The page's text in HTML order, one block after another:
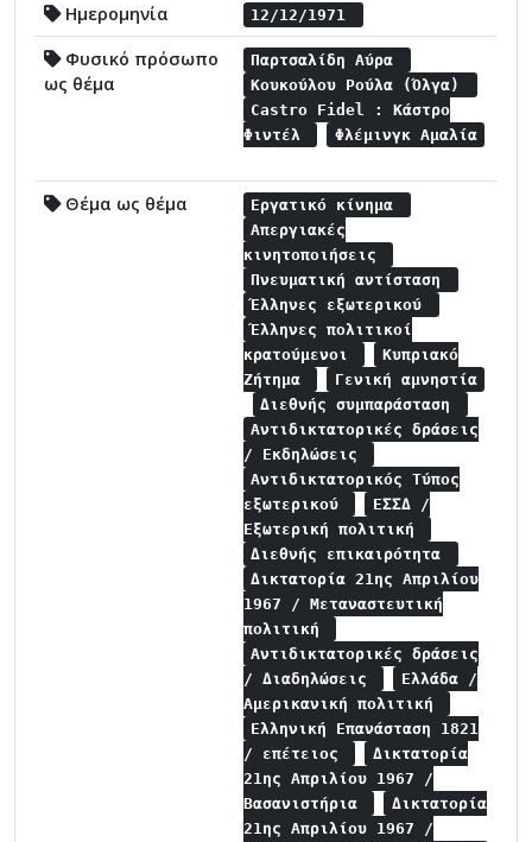
Ημερομηνία 12/12/1971
Φυσικό πρόσωπο
ως θέμα
Παρτσαλίδη Αύρα
Κουκούλου Ρούλα (Όλγα)
Castro Fidel : Κάστρο
Φιντέλ
Φλέμινγκ Αμαλία
Θέμα ως θέμα
Εργατικό κίνημα
Απεργιακές
κινητοποιήσεις
Πνευματική αντίσταση
Έλληνες εξωτερικού
Έλληνες πολιτικοί
κρατούμενοι
Κυπριακό
Ζήτημα
Γενική αμνηστία
Διεθνής συμπαράσταση
Αντιδικτατορικές δράσεις
/ Εκδηλώσεις
Αντιδικτατορικός Τύπος
εξωτερικού
ΕΣΣΔ /
Εξωτερική πολιτική
Διεθνής επικαιρότητα
Δικτατορία 21ης Απριλίου
1967 / Μεταναστευτική
πολιτική
Αντιδικτατορικές δράσεις
/ Διαδηλώσεις
Ελλάδα /
Αμερικανική πολιτική
Ελληνική Επανάσταση 1821
/ επέτειος
Δικτατορία
21ης Απριλίου 1967 /
Βασανιστήρια
Δικτατορία
21ης Απριλίου 1967 /